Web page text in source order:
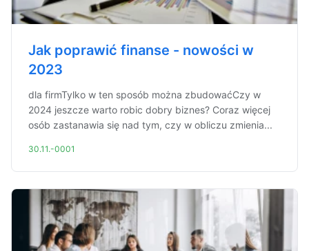
Jak poprawić finanse - nowości w
2023
dla firmTylko w ten sposób można zbudowaćCzy w
2024 jeszcze warto robic dobry biznes? Coraz więcej
osób zastanawia się nad tym, czy w obliczu zmienia...
30.11.-0001